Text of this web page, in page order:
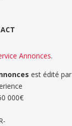
Annonces.
est édité par
000€